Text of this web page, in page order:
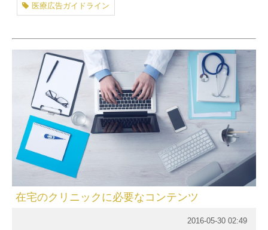
医療広告ガイドライン
在宅のクリニックに必要なコンテンツ
2016-05-30 02:49